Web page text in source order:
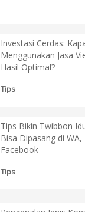
Investasi Cerdas:
Menggunakan Jasa
Hasil Optimal?
Tips
Tips Bikin Twibbon
Bisa Dipasang di
Facebook
Tips